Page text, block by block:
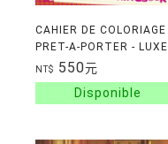
CAHIER DE COLORIAGE
PRET-A-PORTER - LUXE
NT$ 550元